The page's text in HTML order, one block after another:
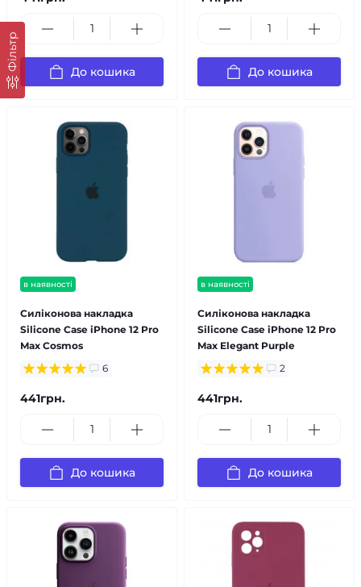
Фільтр До кошика До кошика
в наявності
Силіконова накладка
Silicone Case iPhone 12 Pro
Max Cosmos
6
441грн.
До кошика
в наявності
Силіконова накладка
Silicone Case iPhone 12 Pro
Max Elegant Purple
2
441грн.
До кошика